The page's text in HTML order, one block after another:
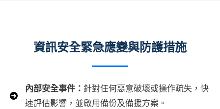
資訊安全緊急應變與防護措施
內部安全事件： 針對任何惡意破壞或操作疏失，快
速評估影響，並啟用備份及備援方案。